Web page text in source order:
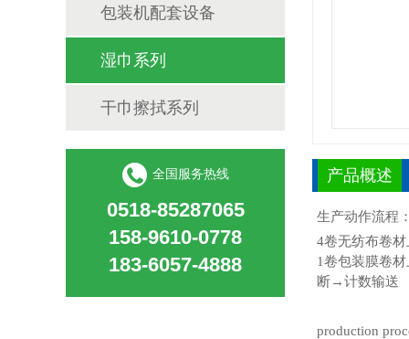
包装机配套设备
湿巾系列
干巾擦拭系列
全国服务热线
0518-85287065
158-9610-0778
183-6057-4888
产品概述
生产动作流程
4卷无纺布卷
1卷包装膜卷
断→计数输送
production